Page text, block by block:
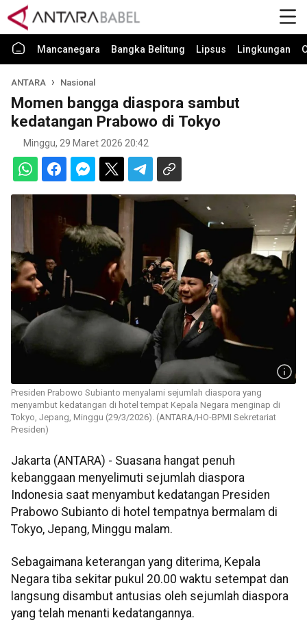
Mancanegara Bangka Belitung Lipsus Lingkungan
ANTARA Nasional
Momen bangga diaspora sambut
kedatangan Prabowo di Tokyo
Minggu, 29 Maret 2026 20:42
Presiden Prabowo Subianto menyalami sejumlah diaspora yang
menyambut kedatangan di hotel tempat Kepala Negara menginap di
Tokyo, Jepang, Minggu (29/3/2026). (ANTARA/HO-BPMI Sekretariat
Presiden)
Jakarta (ANTARA) - Suasana hangat penuh
kebanggaan menyelimuti sejumlah diaspora
Indonesia saat menyambut kedatangan Presiden
Prabowo Subianto di hotel tempatnya bermalam di
Tokyo, Jepang, Minggu malam.
Sebagaimana keterangan yang diterima, Kepala
Negara tiba sekitar pukul 20.00 waktu setempat dan
langsung disambut antusias oleh sejumlah diaspora
yang telah menanti kedatangannya.